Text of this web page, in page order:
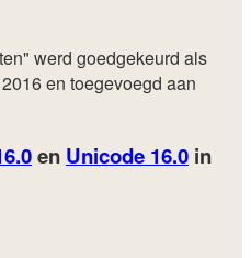
werd goedgekeurd als
en toegevoegd aan
en Unicode 16.0 in